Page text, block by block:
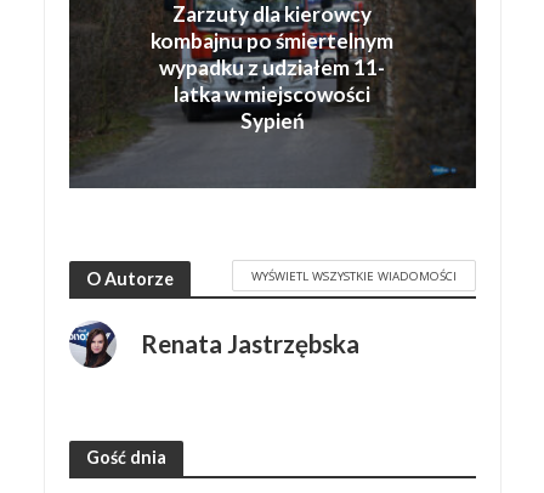
Zarzuty dla kierowcy
kombajnu po śmiertelnym
wypadku z udziałem 11-
latka w miejscowości
Sypień
O Autorze WYŚWIETL WSZYSTKIE WIADOMOŚCI
Renata Jastrzębska
Gość dnia